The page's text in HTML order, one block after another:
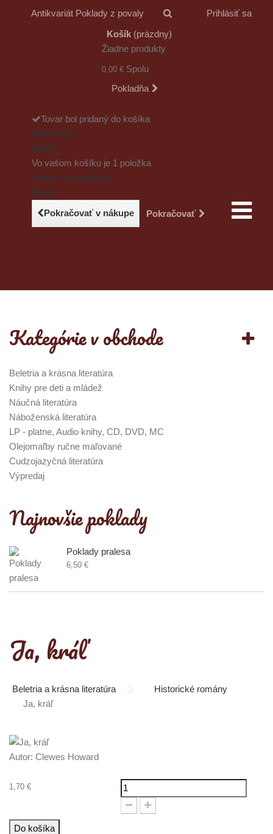
Antikvariát Poklady z povaly
Prihlásiť sa
Košík (prázdny)
Žiadne produkty
0,00 € Spolu
Pokladňa
Tovar bol pridaný do košíka
Množstvo
Spolu
Vo vašom košíku je 1 položka
Spolu za produkty:
Spolu
Pokračovať v nákupe
Pokračovať
Kategórie v obchode
Beletria a krásna literatúra
Knihy pre deti a mládež
Náučná literatúra
Náboženská literatúra
LP - platne, Audio knihy, CD, DVD, MC
Olejomaľby ručne maľované
Cudzojazyčná literatúra
Výpredaj
Najnovšie poklady
Poklady pralesa
6,50 €
Ja, kráľ
Beletria a krásna literatúra
Historické romány
Ja, kráľ
Autor: Clewes Howard
1,70 €
Do košíka